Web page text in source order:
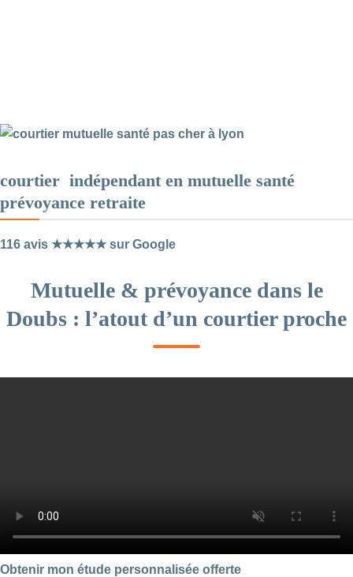
courtier indépendant en mutuelle santé
prévoyance retraite
116 avis ★★★★★ sur Google
Mutuelle & prévoyance dans le
Doubs : l’atout d’un courtier proche
Obtenir mon étude personnalisée offerte